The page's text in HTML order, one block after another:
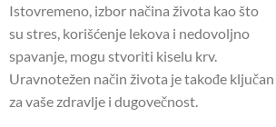
Istovremeno, izbor načina života kao što
su stres, korišćenje lekova i nedovoljno
spavanje, mogu stvoriti kiselu krv.
Uravnotežen način života je takođe ključan
za vaše zdravlje i dugovečnost.